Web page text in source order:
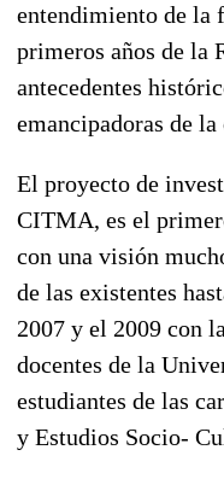
entendimiento de la
primeros años de la
antecedentes
emancipadoras de la
El proyecto de
CITMA, es el
con una visión
de las existentes
2007 y el 2009 con
docentes de la
estudiantes de las
y Estudios Socio-